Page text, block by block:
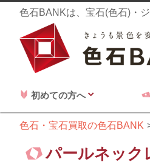
色石BANKは、宝石(色石)・
初めての方へ
色石・宝石買取の色石BANK
パールネッ